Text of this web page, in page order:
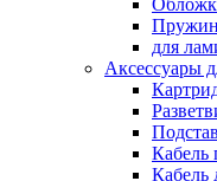
для
Аксессуары
Кабель
Кабель